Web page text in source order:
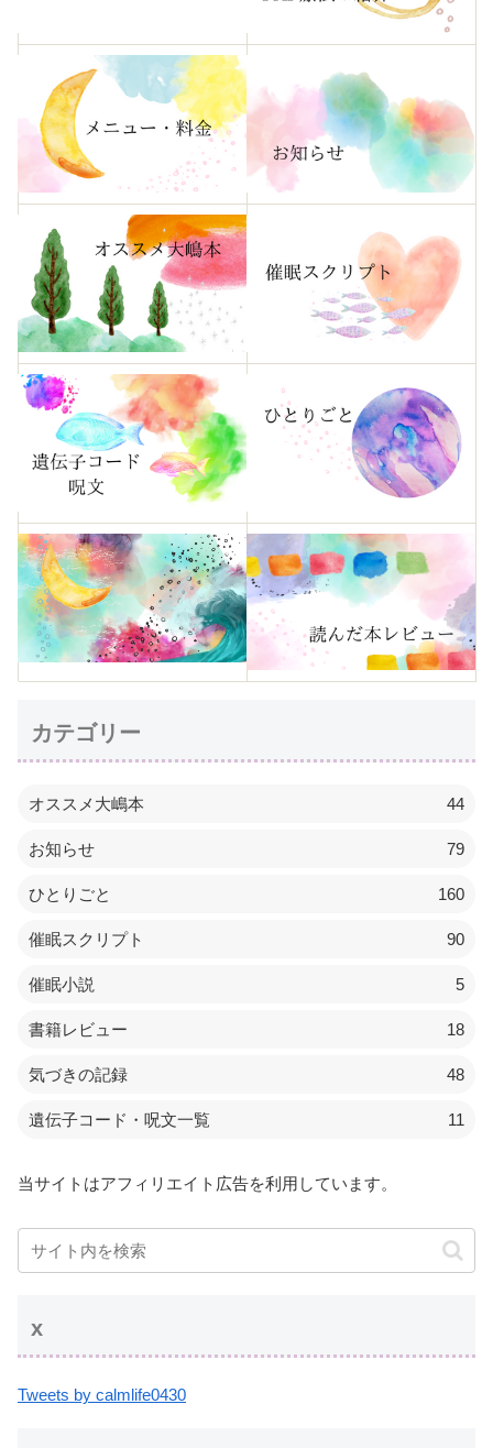
カテゴリー
オススメ大嶋本 44
お知らせ 79
ひとりごと 160
催眠スクリプト 90
催眠小説 5
書籍レビュー 18
気づきの記録 48
遺伝子コード・呪文一覧 11
当サイトはアフィリエイト広告を利用しています。
x
Tweets by calmlife0430